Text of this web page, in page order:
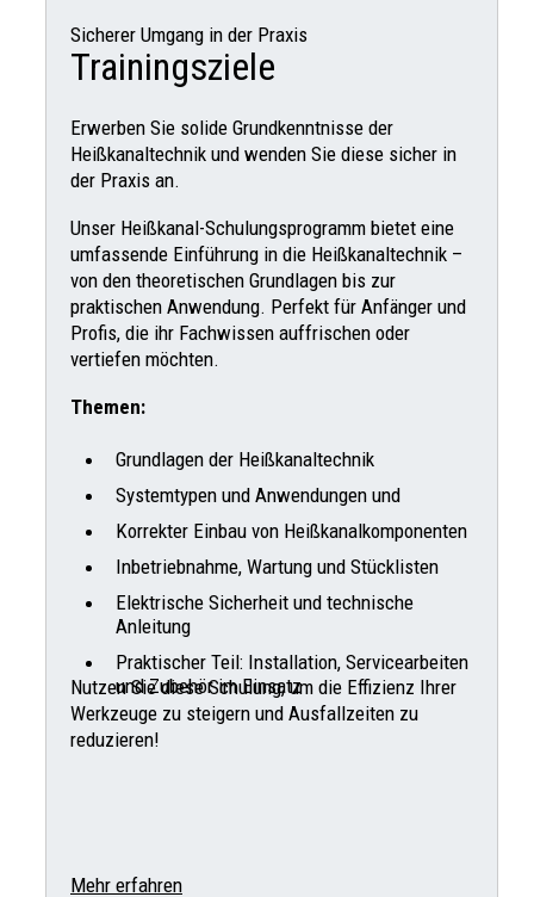
Sicherer Umgang in der Praxis
Trainingsziele
Erwerben Sie solide Grundkenntnisse der
Heißkanaltechnik und wenden Sie diese sicher in
der Praxis an.
Unser Heißkanal-Schulungsprogramm bietet eine
umfassende Einführung in die Heißkanaltechnik –
von den theoretischen Grundlagen bis zur
praktischen Anwendung. Perfekt für Anfänger und
Profis, die ihr Fachwissen auffrischen oder
vertiefen möchten.
Themen:
Grundlagen der Heißkanaltechnik
Systemtypen und Anwendungen und
Korrekter Einbau von Heißkanalkomponenten
Inbetriebnahme, Wartung und Stücklisten
Elektrische Sicherheit und technische
Anleitung
Praktischer Teil: Installation, Servicearbeiten
und Zubehör im Einsatz
Nutzen Sie diese Schulung, um die Effizienz Ihrer
Werkzeuge zu steigern und Ausfallzeiten zu
reduzieren!
Mehr erfahren